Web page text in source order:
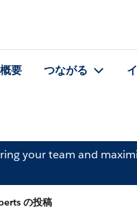
概要 つながる
your team and
の投稿